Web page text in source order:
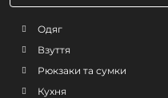
Одяг
Взуття
Рюкзаки та сумки
Кухня